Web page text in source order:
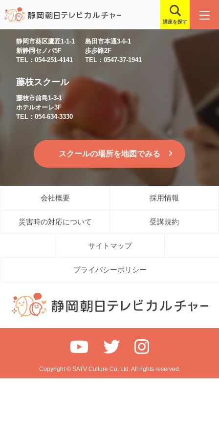
講座を探す
静岡市葵区鷹匠1-1-1
新静岡セノバ5F
TEL：054-251-4141
島田市本通3-6-1
歩歩路2F
TEL：0547-37-1941
藤枝スクール
藤枝市前島1-3-1
ホテルオーレ3F
TEL：054-634-3330
スクールの場所を地図でみる
会社概要 採用情報
災害時の対応について 受講規約
サイトマップ
プライバシーポリシー
Copyright © SATV Culture Co. Ltd. All rights reserved.